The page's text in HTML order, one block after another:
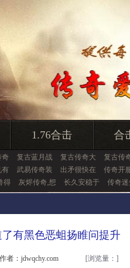
1.76合击 合
奇 复古蓝月战 复古传奇大 复古传
有 武易传奇装 出矛很快在 传奇开
得 灰烬传奇,想 长久安稳于 传奇迷
有黑色恶蛆扬睢问提升
者：jdwqchy.com [浏览量： ]